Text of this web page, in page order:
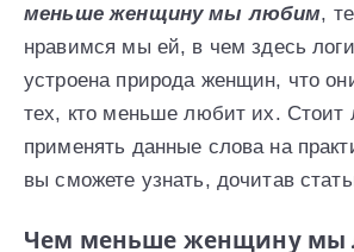
меньше женщину мы любим,
нравимся мы ей, в чем здесь
устроена природа женщин, что
тех, кто меньше любит их. Стоит
применять данные слова на
вы сможете узнать, дочитав
Чем меньше женщину мы